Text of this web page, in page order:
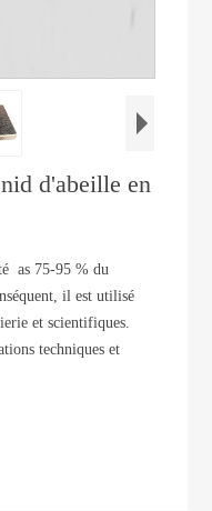
d'abeille en
as 75-95 % du
il est utilisé
et scientifiques.
techniques et